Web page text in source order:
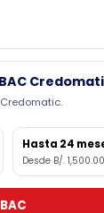
con BAC
BAC